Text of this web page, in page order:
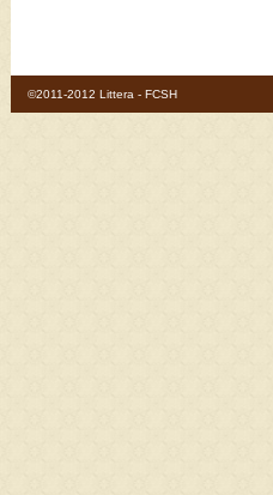
©2011-2012 Littera - FCSH